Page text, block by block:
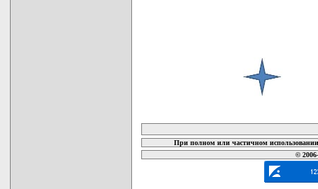
При полном или частичном
©